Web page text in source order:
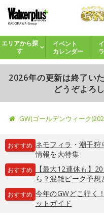
エリアから探
す
イベント
カレンダー
2026年の更新は終了い
どうぞよろ
GW(ゴールデンウィーク
おすすめ ネモフィラ ・ 潮干狩
情報を大特集
おすすめ
【最大12連休も】
ら？混雑ピーク予想
おすすめ 今年のGWどこ行く
ットガイド